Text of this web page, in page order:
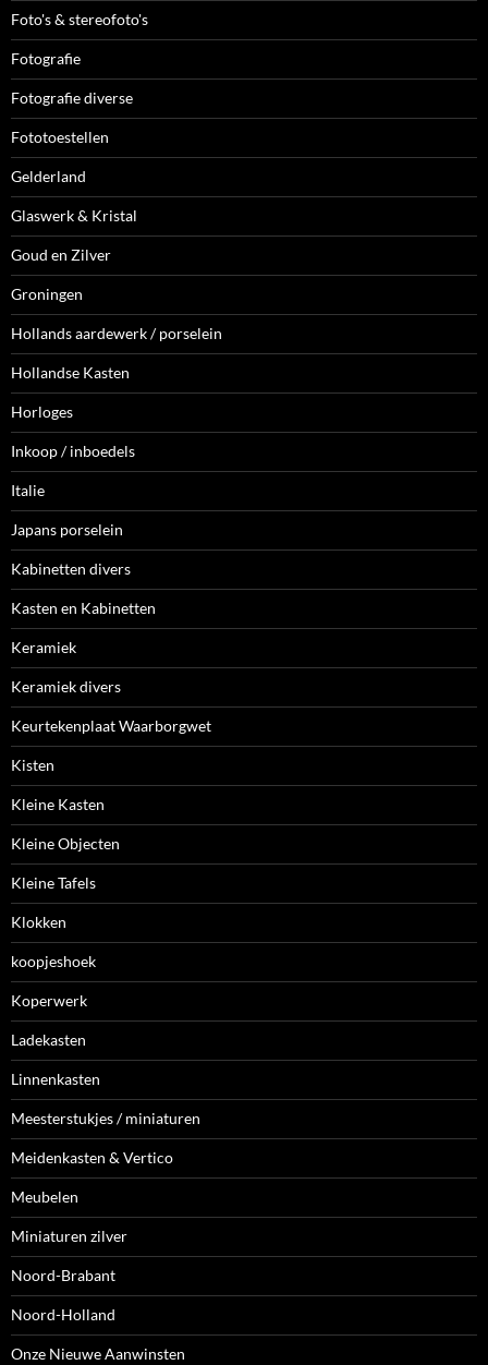
Foto's & stereofoto's
Fotografie
Fotografie diverse
Fototoestellen
Gelderland
Glaswerk & Kristal
Goud en Zilver
Groningen
Hollands aardewerk / porselein
Hollandse Kasten
Horloges
Inkoop / inboedels
Italie
Japans porselein
Kabinetten divers
Kasten en Kabinetten
Keramiek
Keramiek divers
Keurtekenplaat Waarborgwet
Kisten
Kleine Kasten
Kleine Objecten
Kleine Tafels
Klokken
koopjeshoek
Koperwerk
Ladekasten
Linnenkasten
Meesterstukjes / miniaturen
Meidenkasten & Vertico
Meubelen
Miniaturen zilver
Noord-Brabant
Noord-Holland
Onze Nieuwe Aanwinsten